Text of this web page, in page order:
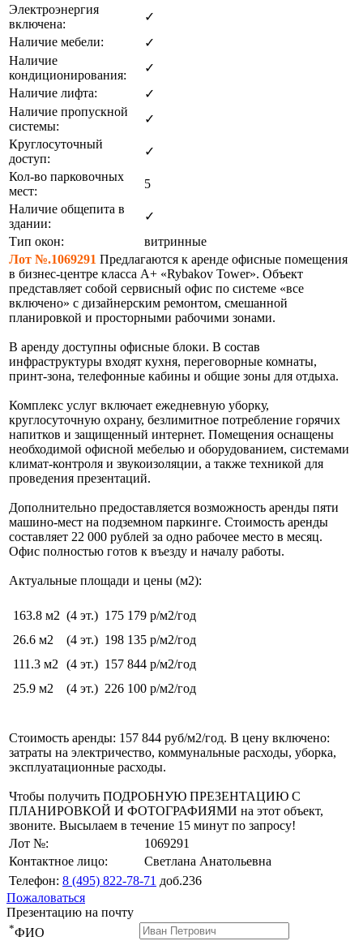
Электроэнергия
включена:
✓
Наличие мебели:
✓
Наличие
кондиционирования:
✓
Наличие лифта:
✓
Наличие пропускной
системы:
✓
Круглосуточный
доступ:
✓
Кол-во парковочных
мест:
5
Наличие общепита в
здании:
✓
Тип окон:
витринные
Лот №.1069291 Предлагаются к аренде офисные помещения
в бизнес-центре класса А+ «Rybakov Tower». Объект
представляет собой сервисный офис по системе «все
включено» с дизайнерским ремонтом, смешанной
планировкой и просторными рабочими зонами.
В аренду доступны офисные блоки. В состав
инфраструктуры входят кухня, переговорные комнаты,
принт-зона, телефонные кабины и общие зоны для отдыха.
Комплекс услуг включает ежедневную уборку,
круглосуточную охрану, безлимитное потребление горячих
напитков и защищенный интернет. Помещения оснащены
необходимой офисной мебелью и оборудованием, системами
климат-контроля и звукоизоляции, а также техникой для
проведения презентаций.
Дополнительно предоставляется возможность аренды пяти
машино-мест на подземном паркинге. Стоимость аренды
составляет 22 000 рублей за одно рабочее место в месяц.
Офис полностью готов к въезду и началу работы.
Актуальные площади и цены (м2):
163.8 м2 (4 эт.) 175 179 р/м2/год
26.6 м2
(4 эт.) 198 135 р/м2/год
111.3 м2
(4 эт.) 157 844 р/м2/год
25.9 м2
(4 эт.) 226 100 р/м2/год
Стоимость аренды: 157 844 руб/м2/год. В цену включено:
затраты на электричество, коммунальные расходы, уборка,
эксплуатационные расходы.
Чтобы получить ПОДРОБНУЮ ПРЕЗЕНТАЦИЮ С
ПЛАНИРОВКОЙ И ФОТОГРАФИЯМИ на этот объект,
звоните. Высылаем в течение 15 минут по запросу!
Лот №:
1069291
Контактное лицо:
Светлана Анатольевна
Телефон: 8 (495) 822-78-71 доб.236
Пожаловаться
Презентацию на почту
*ФИО